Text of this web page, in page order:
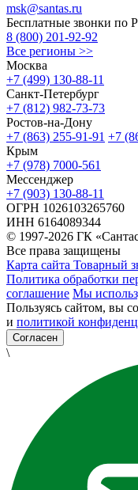
msk@santas.ru
Бесплатные звонки по
8 (800) 201-92-92
Все регионы >>
Москва
+7 (499) 130-88-11
Санкт-Петербург
+7 (812) 982-73-73
Ростов-на-Дону
+7 (863) 255-91-91 +7
Крым
+7 (978) 7000-561
Мессенджер
+7 (903) 130-88-11
ОГРН 1026103265760
ИНН 6164089344
© 1997-2026 ГК
Все права защищены
Карта сайта Товарный
Политика обработки
соглашение Мы
Пользуясь сайтом, вы
и политикой
Согласен
\